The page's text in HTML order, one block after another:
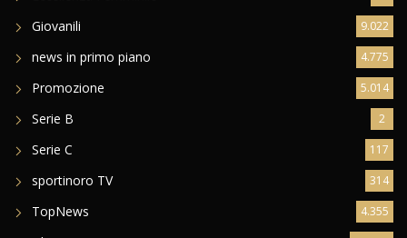
Giovanili 9.022
news in primo piano 4.775
Promozione 5.014
Serie B 2
Serie C 117
sportinoro TV 314
TopNews 4.355